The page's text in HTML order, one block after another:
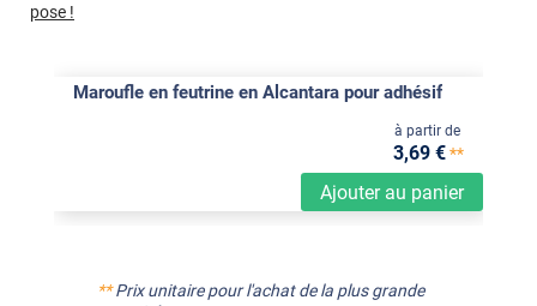
pose !
Maroufle en feutrine en Alcantara pour adhésif
Ajouter au panier
à partir de
3,69 €**
**Prix unitaire pour l'achat de la plus grande